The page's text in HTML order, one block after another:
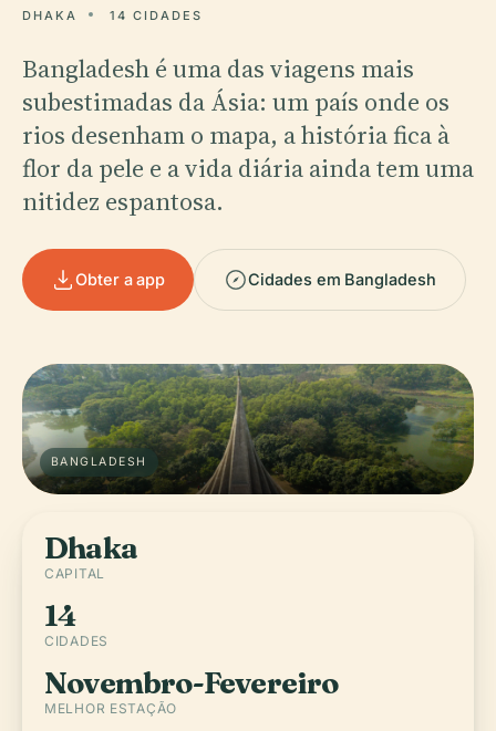
DHAKA 14 CIDADES
Bangladesh é uma das viagens mais
subestimadas da Ásia: um país onde os
rios desenham o mapa, a história fica à
flor da pele e a vida diária ainda tem uma
nitidez espantosa.
Obter a app Cidades em Bangladesh
BANGLADESH
Dhaka
CAPITAL
14
CIDADES
Novembro-Fevereiro
MELHOR ESTAÇÃO